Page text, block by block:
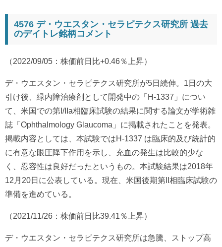
4576 デ・ウエスタン・セラピテクス研究所 過去
のデイトレ銘柄コメント
（2022/09/05：株価前日比+0.46％上昇）
デ・ウエスタン・セラピテクス研究所が5日続伸。1日の大
引け後、緑内障治療剤として開発中の「H-1337」につい
て、米国での第I/IIa相臨床試験の結果に関する論文が学術雑
誌「Ophthalmology Glaucoma」に掲載されたことを発表。
掲載内容としては、本試験ではH-1337 は臨床的及び統計的
に有意な眼圧降下作用を示し、充血の発生は比較的少な
く、忍容性は良好だったというもの。本試験結果は2018年
12月20日に公表している。現在、米国後期第II相臨床試験の
準備を進めている。
（2021/11/26：株価前日比39.41％上昇）
デ・ウエスタン・セラピテクス研究所は急騰、ストップ高